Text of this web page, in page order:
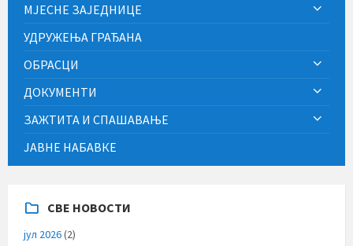
МЈЕСНЕ ЗАЈЕДНИЦЕ
УДРУЖЕЊА ГРАЂАНА
ОБРАСЦИ
ДОКУМЕНТИ
ЗАЖТИТА И СПАШАВАЊЕ
ЈАВНЕ НАБАВКЕ
СВЕ НОВОСТИ
јул 2026(2)